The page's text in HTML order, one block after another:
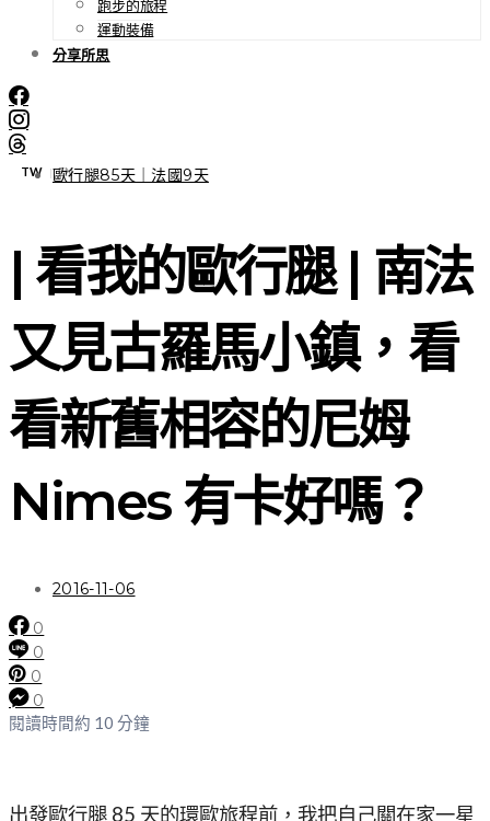
跑步的旅程
運動裝備
分享所思
TW | EN
歐行腿85天｜法國9天
| 看我的歐行腿 | 南法
又見古羅馬小鎮，看
看新舊相容的尼姆
Nimes 有卡好嗎？
2016-11-06
0
0
0
0
閱讀時間約 10 分鐘
出發歐行腿 85 天的環歐旅程前，我把自己關在家一星